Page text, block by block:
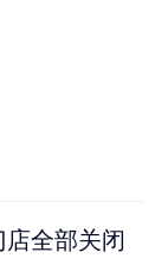
店全部关闭